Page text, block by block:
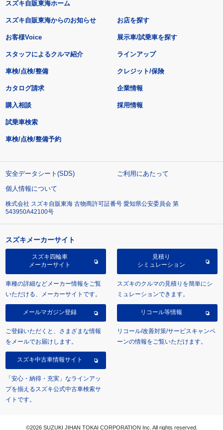
スズキ自販東海ホーム
スズキ自販東海からのお知らせ
お客様Voice
スタッフによるクルマ紹介
お店を探す
展示車/試乗車を探す
ラインアップ
車検/点検/整備 クレジット/保険
カタログ請求
購入相談
試乗車検索
車検/点検/整備予約
企業情報
採用情報
安全データシート(SDS)
ご利用にあたって
個人情報について
株式会社 スズキ自販東海 古物商許可証番号 愛知県公安委員会 第
543950A42100号
スズキメーカーサイト
スズキ四輪車
メーカーサイト
車種の詳細などメーカー情報をご覧
いただける、メーカーサイトです。
見積り
シミュレーション
スズキのクルマの見積りを簡単にシ
ミュレーションできます。
メールマガジン登録
ご登録いただくと、さまざまな情報
をメールでお届けします。
リコール等情報
リコール/改善対策/サービスキャンペ
ーンの情報をご覧いただけます。
スズキ中古車情報サイト
「安心・納得・充実」なラインアッ
プを揃えるスズキ公式中古車検索サ
イトです。
©2026 SUZUKI JIHAN TOKAI CORPORATION Inc. All rights reserved.